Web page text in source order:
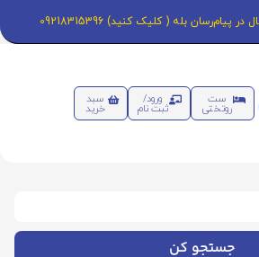
پیام‌رسان بله ( کلیک کنید) 09218315396
ست
روتختی
ورود/
ثبت نام
سبد
خرید
جستجو کن